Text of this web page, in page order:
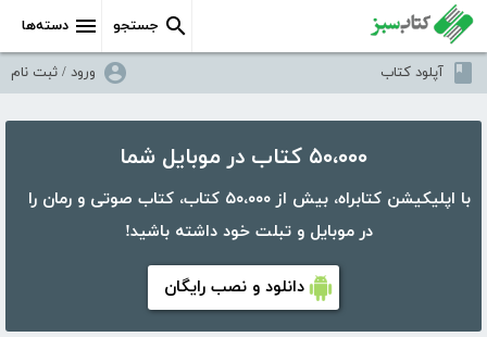
دسته‌ها جستجو
آپلود کتاب ورود / ثبت نام
۵۰،۰۰۰ کتاب در موبایل شما
با اپلیکیشن کتابراه، بیش از ۵۰،۰۰۰ کتاب، کتاب صوتی و رمان را
در موبایل و تبلت خود داشته باشید!
دانلود و نصب رایگان